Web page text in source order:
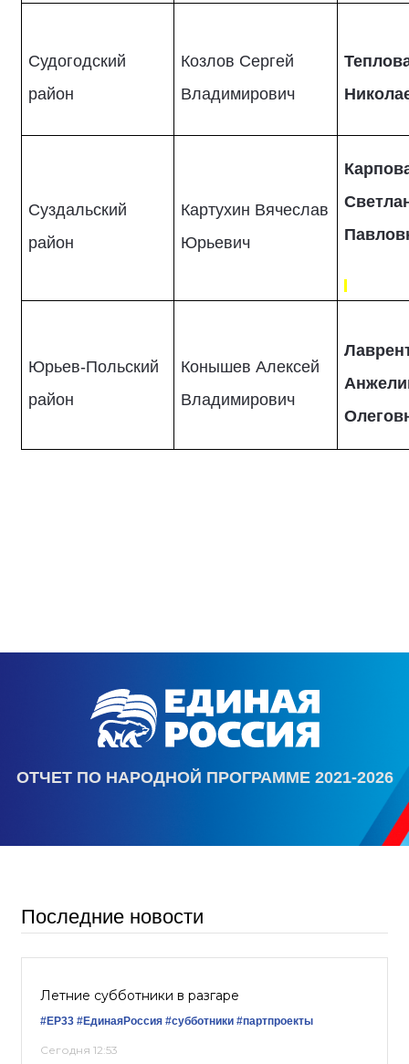
Судогодский
район
Козлов Сергей
Владимирович
Суздальский
район
Картухин Вячеслав
Юрьевич
Юрьев-Польский
район
Конышев Алексей
Владимирович
ОТЧЕТ ПО НАРОДНОЙ ПРОГРАММЕ 2021-2026
Последние новости
Летние субботники в разгаре
#ЕР33 #‎ЕдинаяРоссия #субботники #партпроекты
Сегодня 12:53